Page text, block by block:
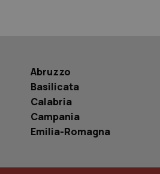
Abruzzo
Basilicata
Calabria
Campania
Emilia-Romagna